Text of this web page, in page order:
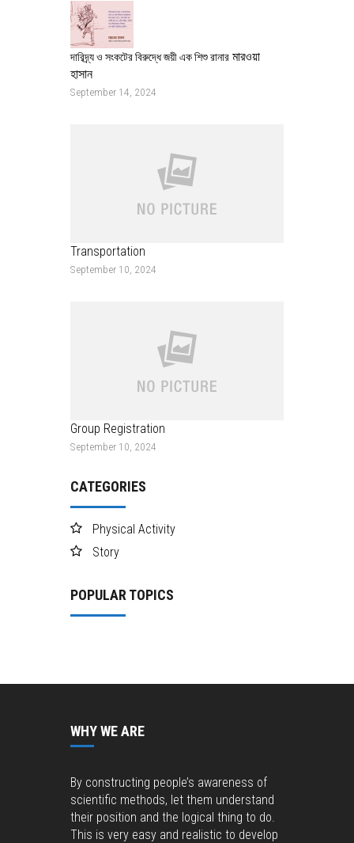
দারিদ্র্য ও সংকটের বিরুদ্ধে জয়ী এক শিশু রানার মারওয়া
হাসান
September 14, 2024
Transportation
September 10, 2024
Group Registration
September 10, 2024
CATEGORIES
Physical Activity
Story
POPULAR TOPICS
WHY WE ARE
By constructing people’s awareness of
scientific methods, let them understand
their position and the logical thing to do.
This is very easy and realistic to develop